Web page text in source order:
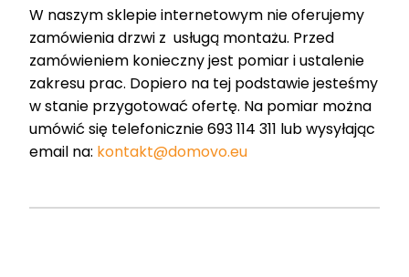
W naszym sklepie internetowym nie oferujemy
zamówienia drzwi z usługą montażu. Przed
zamówieniem konieczny jest pomiar i ustalenie
zakresu prac. Dopiero na tej podstawie jesteśmy
w stanie przygotować ofertę. Na pomiar można
umówić się telefonicznie 693 114 311 lub wysyłając
email na: kontakt@domovo.eu